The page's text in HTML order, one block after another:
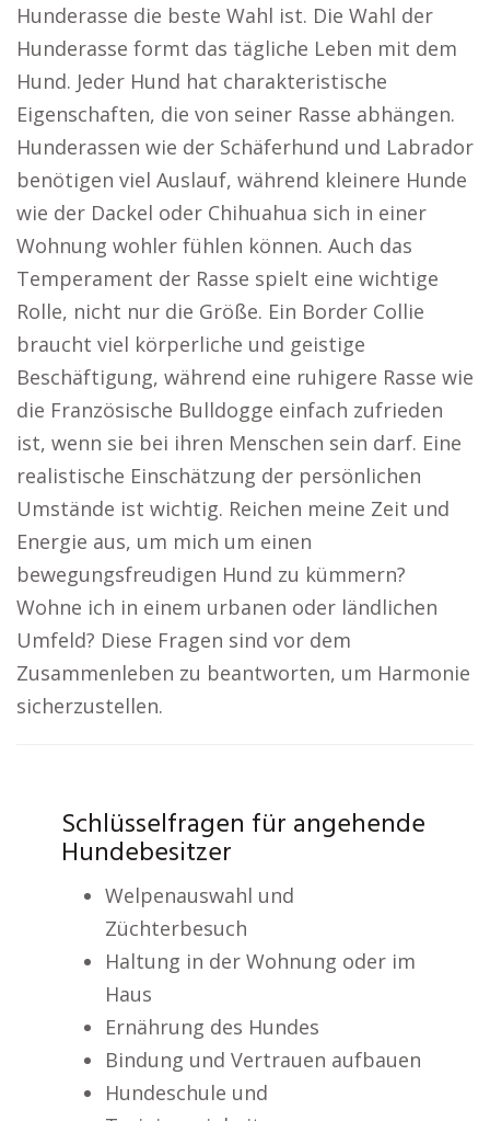
Hunderasse die beste Wahl ist. Die Wahl der
Hunderasse formt das tägliche Leben mit dem
Hund. Jeder Hund hat charakteristische
Eigenschaften, die von seiner Rasse abhängen.
Hunderassen wie der Schäferhund und Labrador
benötigen viel Auslauf, während kleinere Hunde
wie der Dackel oder Chihuahua sich in einer
Wohnung wohler fühlen können. Auch das
Temperament der Rasse spielt eine wichtige
Rolle, nicht nur die Größe. Ein Border Collie
braucht viel körperliche und geistige
Beschäftigung, während eine ruhigere Rasse wie
die Französische Bulldogge einfach zufrieden
ist, wenn sie bei ihren Menschen sein darf. Eine
realistische Einschätzung der persönlichen
Umstände ist wichtig. Reichen meine Zeit und
Energie aus, um mich um einen
bewegungsfreudigen Hund zu kümmern?
Wohne ich in einem urbanen oder ländlichen
Umfeld? Diese Fragen sind vor dem
Zusammenleben zu beantworten, um Harmonie
sicherzustellen.
Schlüsselfragen für angehende
Hundebesitzer
Welpenauswahl und
Züchterbesuch
Haltung in der Wohnung oder im
Haus
Ernährung des Hundes
Bindung und Vertrauen aufbauen
Hundeschule und